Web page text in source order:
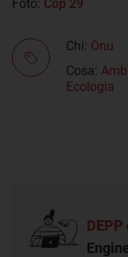
Foto: Cop 29
Chi: Onu
Cosa:
Ecologia
DEPP